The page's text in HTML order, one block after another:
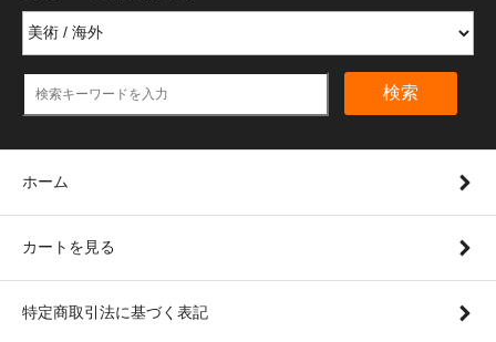
検索
ホーム
カートを見る
特定商取引法に基づく表記